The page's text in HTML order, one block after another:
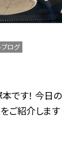
ログ
です！ 今日
ご紹介しま